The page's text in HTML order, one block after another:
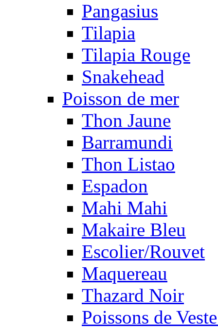
Pangasius
Tilapia
Tilapia Rouge
Snakehead
Poisson de mer
Thon Jaune
Barramundi
Thon Listao
Espadon
Mahi Mahi
Makaire Bleu
Escolier/Rouvet
Maquereau
Thazard Noir
Poissons de